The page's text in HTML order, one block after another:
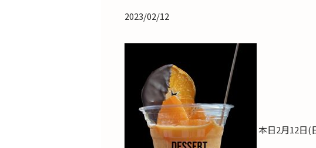
2023/02/12
本日2月12日(